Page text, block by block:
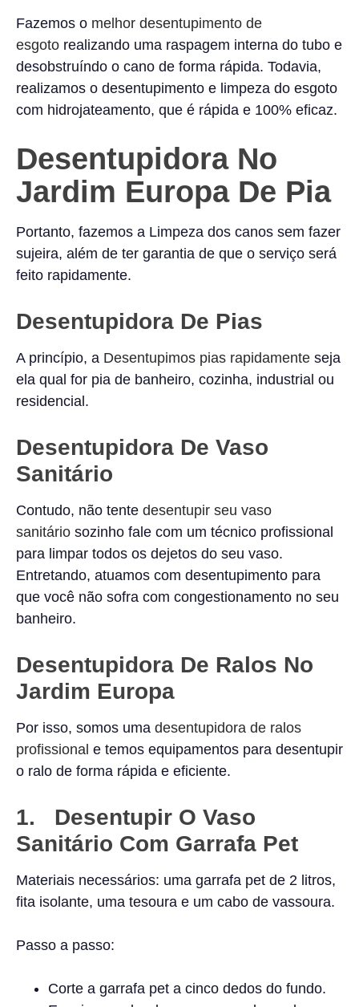
Fazemos o melhor desentupimento de
esgoto realizando uma raspagem interna do tubo e
desobstruíndo o cano de forma rápida. Todavia,
realizamos o desentupimento e limpeza do esgoto
com hidrojateamento, que é rápida e 100% eficaz.
Desentupidora No
Jardim Europa De Pia
Portanto, fazemos a Limpeza dos canos sem fazer
sujeira, além de ter garantia de que o serviço será
feito rapidamente.
Desentupidora De Pias
A princípio, a Desentupimos pias rapidamente seja
ela qual for pia de banheiro, cozinha, industrial ou
residencial.
Desentupidora De Vaso
Sanitário
Contudo, não tente desentupir seu vaso
sanitário sozinho fale com um técnico profissional
para limpar todos os dejetos do seu vaso.
Entretando, atuamos com desentupimento para
que você não sofra com congestionamento no seu
banheiro.
Desentupidora De Ralos No
Jardim Europa
Por isso, somos uma desentupidora de ralos
profissional e temos equipamentos para desentupir
o ralo de forma rápida e eficiente.
1. Desentupir O Vaso
Sanitário Com Garrafa Pet
Materiais necessários: uma garrafa pet de 2 litros,
fita isolante, uma tesoura e um cabo de vassoura.
Passo a passo:
Corte a garrafa pet a cinco dedos do fundo.